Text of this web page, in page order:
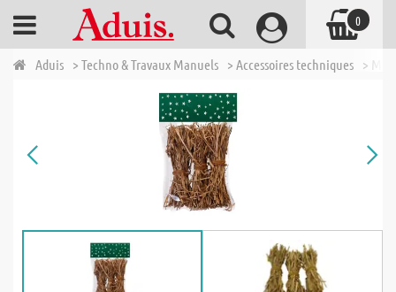
Aduis > Techno & Travaux Manuels > Accessoires techniques >
0